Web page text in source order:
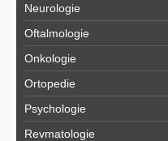
Neurologie
Oftalmologie
Onkologie
Ortopedie
Psychologie
Revmatologie